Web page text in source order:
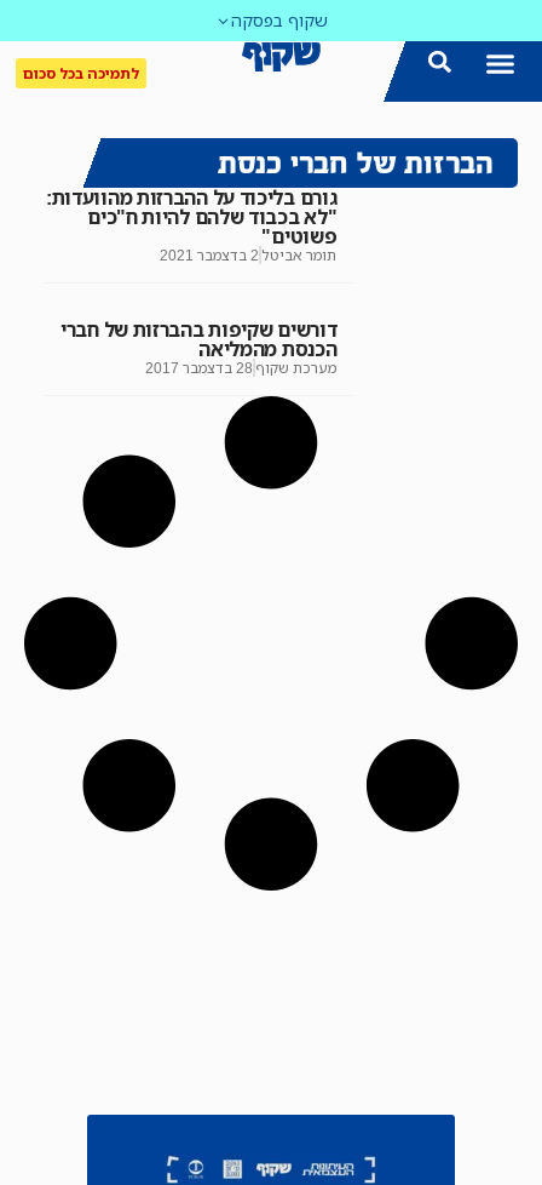
שקוף בפסקה
לתמיכה בכל סכום
הברזות של חברי כנסת
גורם בליכוד על ההברזות מהוועדות:
"לא בכבוד שלהם להיות ח"כים
פשוטים"
תומר אביטל 2 בדצמבר 2021
דורשים שקיפות בהברזות של חברי
הכנסת מהמליאה
מערכת שקוף 28 בדצמבר 2017